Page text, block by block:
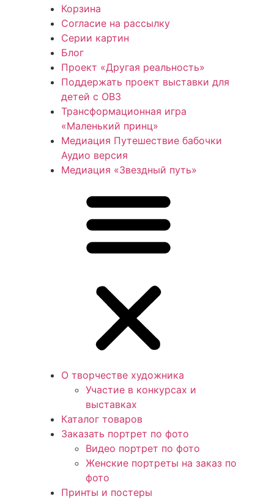
Корзина
Согласие на рассылку
Серии картин
Блог
Проект «Другая реальность»
Поддержать проект выставки для
детей с ОВЗ
Трансформационная игра
«Маленький принц»
Медиация Путешествие бабочки
Аудио версия
Медиация «Звездный путь»
О творчестве художника
Участие в конкурсах и
выставках
Каталог товаров
Заказать портрет по фото
Видео портрет по фото
Женские портреты на заказ по
фото
Принты и постеры